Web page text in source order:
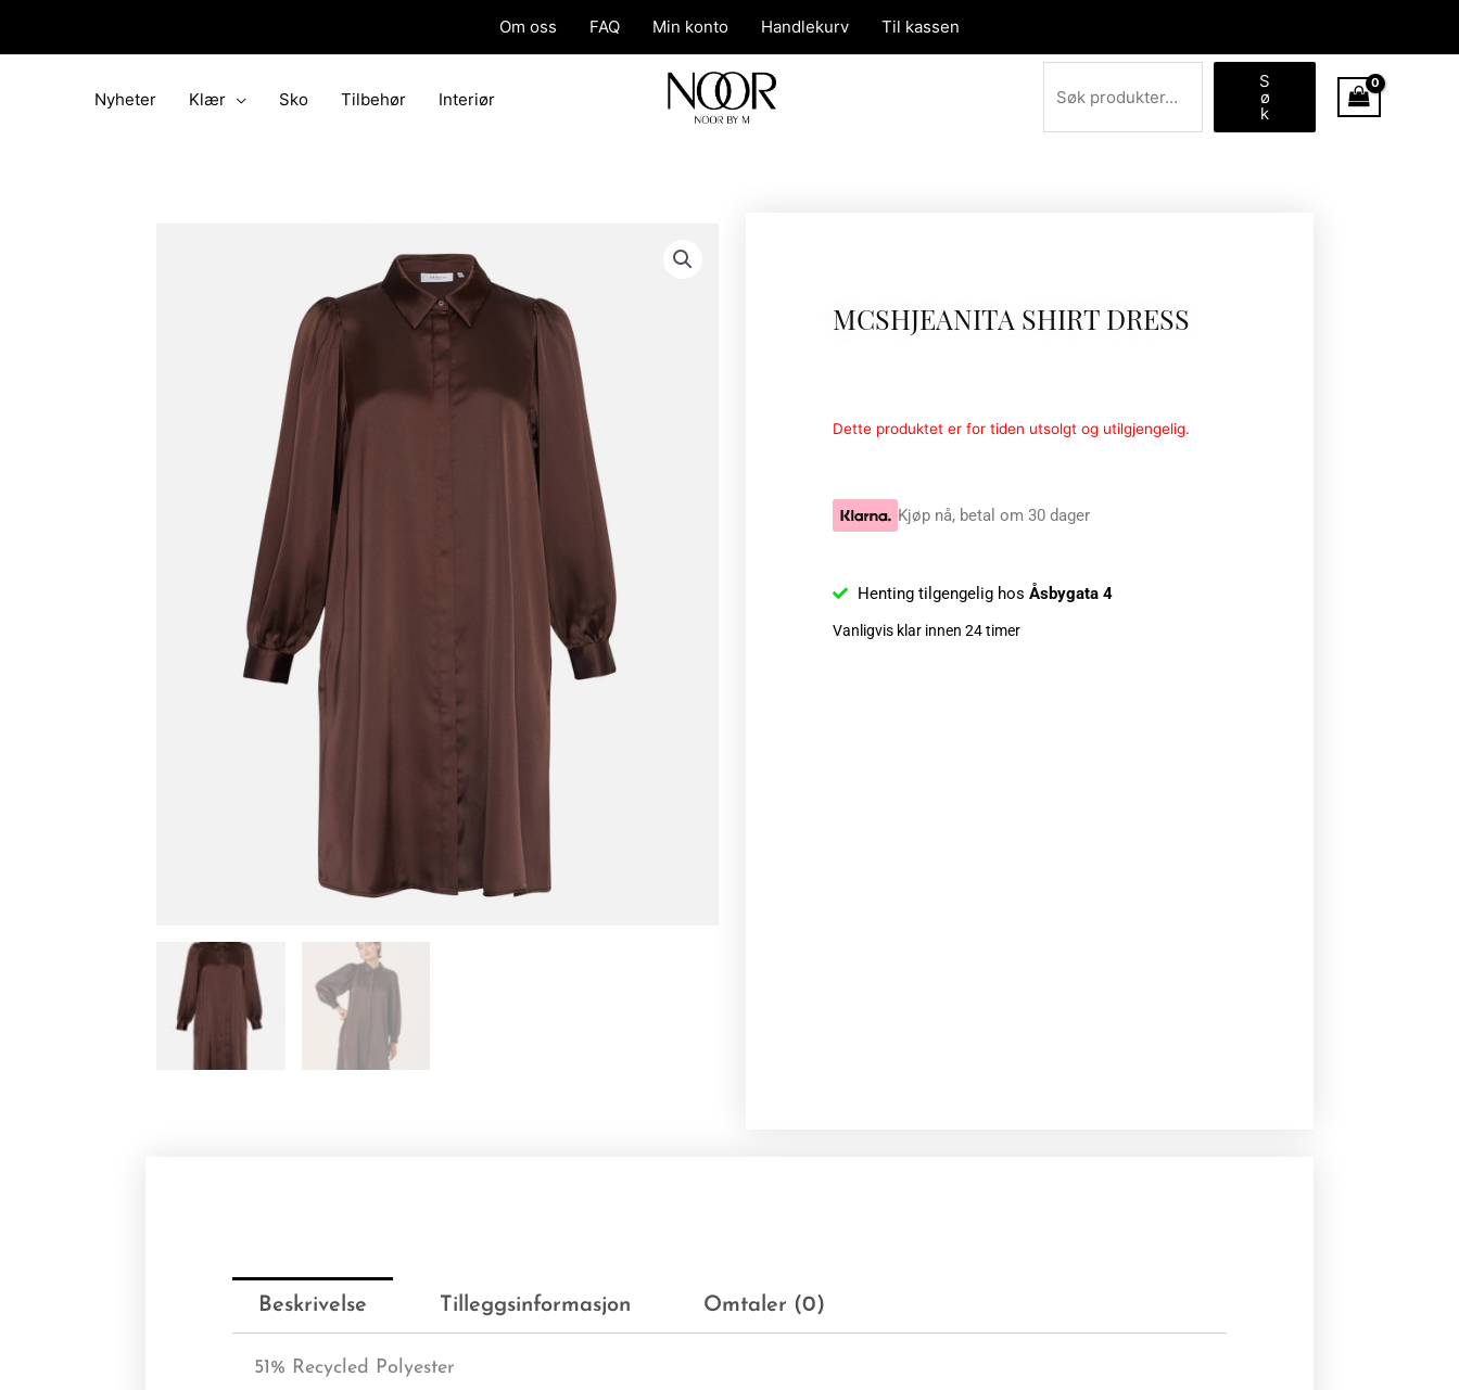
Om oss FAQ Min konto Handlekurv Til kassen
Nyheter Klær Sko Tilbehør Interiør
Søk
S
ø
k
MCSHJEANITA SHIRT DRESS
Dette produktet er for tiden utsolgt og utilgjengelig.
Kjøp nå, betal om 30 dager
Henting tilgengelig hos Åsbygata 4
Vanligvis klar innen 24 timer
Beskrivelse Tilleggsinformasjon Omtaler (0)
51% Recycled Polyester